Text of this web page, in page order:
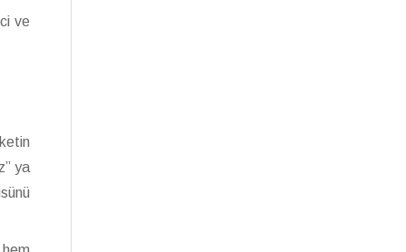
ve
ya